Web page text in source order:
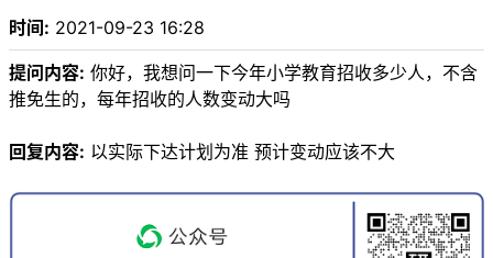
时间: 2021-09-23 16:28
提问内容: 你好，我想问一下今年小学教育招收多少人，不含
推免生的，每年招收的人数变动大吗
回复内容: 以实际下达计划为准 预计变动应该不大